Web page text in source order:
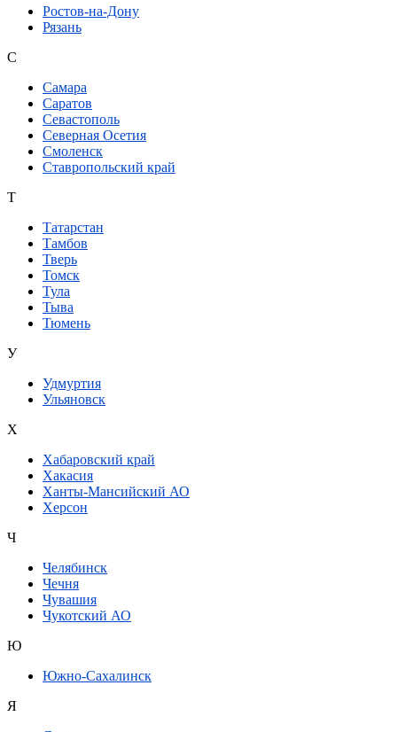
Ростов-на-Дону
Рязань
С
Самара
Саратов
Севастополь
Северная Осетия
Смоленск
Ставропольский край
Т
Татарстан
Тамбов
Тверь
Томск
Тула
Тыва
Тюмень
У
Удмуртия
Ульяновск
Х
Хабаровский край
Хакасия
Ханты-Мансийский АО
Херсон
Ч
Челябинск
Чечня
Чувашия
Чукотский АО
Ю
Южно-Сахалинск
Я